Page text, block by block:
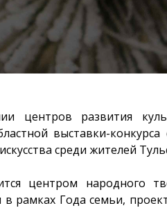
центров развития
выставки-
среди жителей
центром народного
в рамках Года семьи,